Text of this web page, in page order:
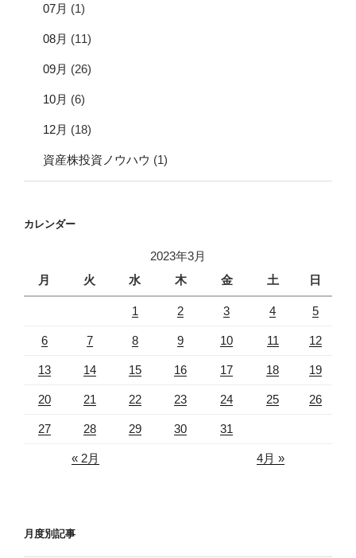
07月 (1)
08月 (11)
09月 (26)
10月 (6)
12月 (18)
資産株投資ノウハウ (1)
カレンダー
2023年3月
月
火 水 木 金 土 日
1 2 3 4 5
6 7 8 9 10 11 12
13 14 15 16 17 18 19
20 21 22 23 24 25 26
27 28 29 30 31
« 2月 4月 »
月度別記事